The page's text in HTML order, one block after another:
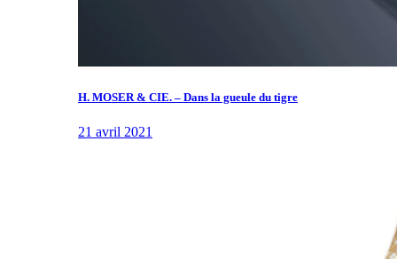
H. MOSER & CIE. – Dans la gueule du tigre
21 avril 2021